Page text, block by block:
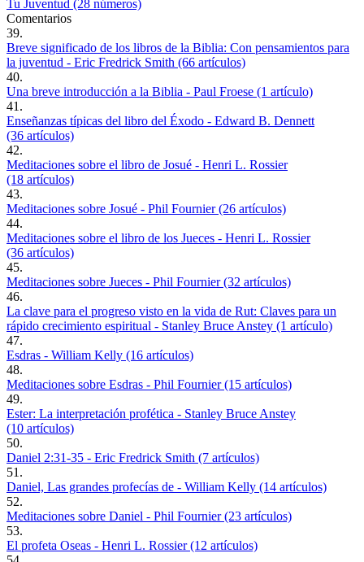
Tu Juventud (28 números)
Comentarios
39.
Breve significado de los libros de la Biblia: Con pensamientos para
la juventud - Eric Fredrick Smith (66 artículos)
40.
Una breve introducción a la Biblia - Paul Froese (1 artículo)
41.
Enseñanzas típicas del libro del Éxodo - Edward B. Dennett
(36 artículos)
42.
Meditaciones sobre el libro de Josué - Henri L. Rossier
(18 artículos)
43.
Meditaciones sobre Josué - Phil Fournier (26 artículos)
44.
Meditaciones sobre el libro de los Jueces - Henri L. Rossier
(36 artículos)
45.
Meditaciones sobre Jueces - Phil Fournier (32 artículos)
46.
La clave para el progreso visto en la vida de Rut: Claves para un
rápido crecimiento espiritual - Stanley Bruce Anstey (1 artículo)
47.
Esdras - William Kelly (16 artículos)
48.
Meditaciones sobre Esdras - Phil Fournier (15 artículos)
49.
Ester: La interpretación profética - Stanley Bruce Anstey
(10 artículos)
50.
Daniel 2:31-35 - Eric Fredrick Smith (7 artículos)
51.
Daniel, Las grandes profecías de - William Kelly (14 artículos)
52.
Meditaciones sobre Daniel - Phil Fournier (23 artículos)
53.
El profeta Oseas - Henri L. Rossier (12 artículos)